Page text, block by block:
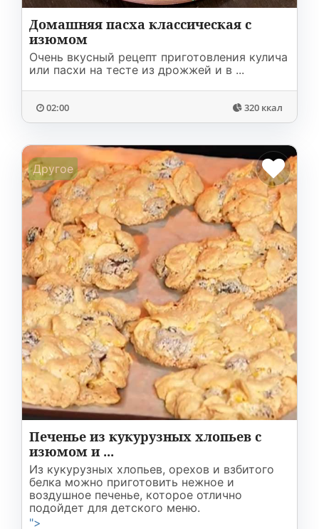
Домашняя пасха классическая с
изюмом
Очень вкусный рецепт приготовления кулича
или пасхи на тесте из дрожжей и в ...
02:00 320 ккал
Другое
Печенье из кукурузных хлопьев с
изюмом и ...
Из кукурузных хлопьев, орехов и взбитого
белка можно приготовить нежное и
воздушное печенье, которое отлично
подойдет для детского меню.
">